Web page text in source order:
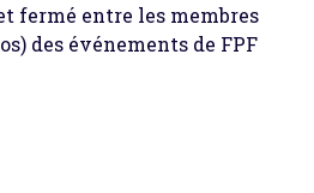
fermé entre les membres
des événements de FPF